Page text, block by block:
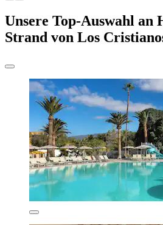
Unsere Top-Auswahl an
Strand von Los